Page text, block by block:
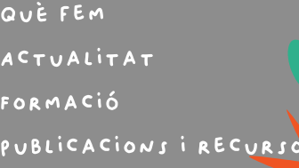
Què fem
Actualitat
Formació
Publicacions i